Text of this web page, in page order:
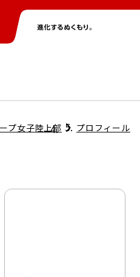
ップ
報トップ
ィトップ
プ女子陸上部
プロフィール